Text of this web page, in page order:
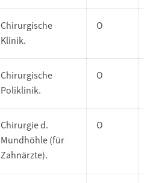
Chirurgische
Klinik.
O
Chirurgische
Poliklinik.
O
Chirurgie d.
Mundhöhle (für
Zahnärzte).
O